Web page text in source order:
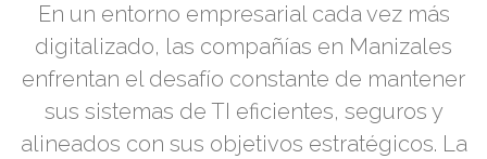
En un entorno empresarial cada vez más
digitalizado, las compañías en Manizales
enfrentan el desafío constante de mantener
sus sistemas de TI eficientes, seguros y
alineados con sus objetivos estratégicos. La